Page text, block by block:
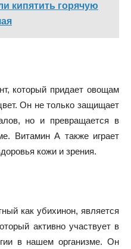
кипятить горячую
который придает овощам
Он не только защищает
но и превращается в
Витамин А также играет
кожи и зрения.
как убихинон, является
активно участвует в
в нашем организме. Он